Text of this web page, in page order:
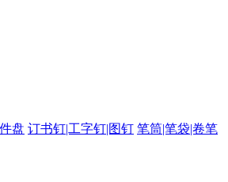
盘 订书钉|工字钉|图钉 笔筒|笔袋|卷笔